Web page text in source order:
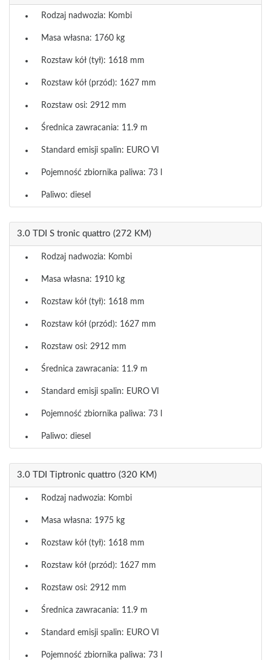
Rodzaj nadwozia: Kombi
Masa własna: 1760 kg
Rozstaw kół (tył): 1618 mm
Rozstaw kół (przód): 1627 mm
Rozstaw osi: 2912 mm
Średnica zawracania: 11.9 m
Standard emisji spalin: EURO VI
Pojemność zbiornika paliwa: 73 l
Paliwo: diesel
3.0 TDI S tronic quattro (272 KM)
Rodzaj nadwozia: Kombi
Masa własna: 1910 kg
Rozstaw kół (tył): 1618 mm
Rozstaw kół (przód): 1627 mm
Rozstaw osi: 2912 mm
Średnica zawracania: 11.9 m
Standard emisji spalin: EURO VI
Pojemność zbiornika paliwa: 73 l
Paliwo: diesel
3.0 TDI Tiptronic quattro (320 KM)
Rodzaj nadwozia: Kombi
Masa własna: 1975 kg
Rozstaw kół (tył): 1618 mm
Rozstaw kół (przód): 1627 mm
Rozstaw osi: 2912 mm
Średnica zawracania: 11.9 m
Standard emisji spalin: EURO VI
Pojemność zbiornika paliwa: 73 l